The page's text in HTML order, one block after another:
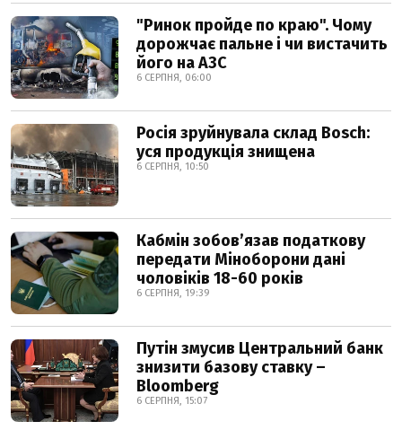
"Ринок пройде по краю". Чому
дорожчає пальне і чи вистачить
його на АЗС
6 СЕРПНЯ, 06:00
Росія зруйнувала склад Bosch:
уся продукція знищена
6 СЕРПНЯ, 10:50
Кабмін зобовʼязав податкову
передати Міноборони дані
чоловіків 18-60 років
6 СЕРПНЯ, 19:39
Путін змусив Центральний банк
знизити базову ставку –
Bloomberg
6 СЕРПНЯ, 15:07